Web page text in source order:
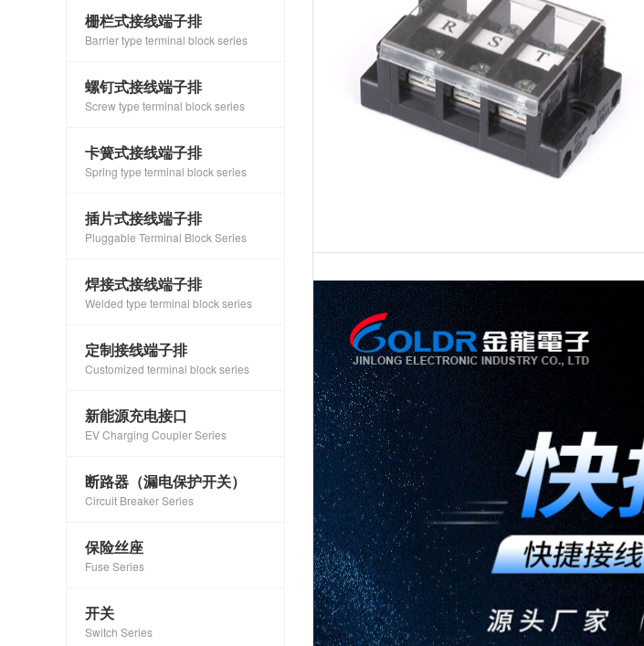
栅栏式接线端子排
Barrier type terminal block series
螺钉式接线端子排
Screw type terminal block series
卡簧式接线端子排
Spring type terminal block series
插片式接线端子排
Pluggable Terminal Block Series
焊接式接线端子排
Welded type terminal block series
定制接线端子排
Customized terminal block series
新能源充电接口
EV Charging Coupler Series
断路器（漏电保护开关）
Circuit Breaker Series
保险丝座
Fuse Series
开关
Switch Series